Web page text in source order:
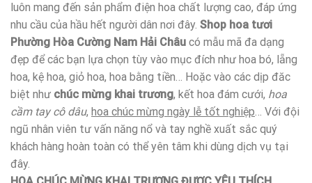
luôn mang đến sản phẩm điện hoa chất lượng cao, đáp ứng
nhu cầu của hầu hết người dân nơi đây. Shop hoa tươi
Phường Hòa Cường Nam Hải Châu có mẫu mã đa dạng
đẹp để các bạn lựa chọn tùy vào mục đích như hoa bó, lẵng
hoa, kệ hoa, giỏ hoa, hoa bằng tiền… Hoặc vào các dịp đăc
biệt như chúc mừng khai trương, kết hoa đám cưới, hoa
cầm tay cô dâu, hoa chúc mừng ngày lễ tốt nghiệp… Với đội
ngũ nhân viên tư vấn năng nổ và tay nghề xuất sắc quý
khách hàng hoàn toàn có thể yên tâm khi dùng dịch vụ tại
đây.